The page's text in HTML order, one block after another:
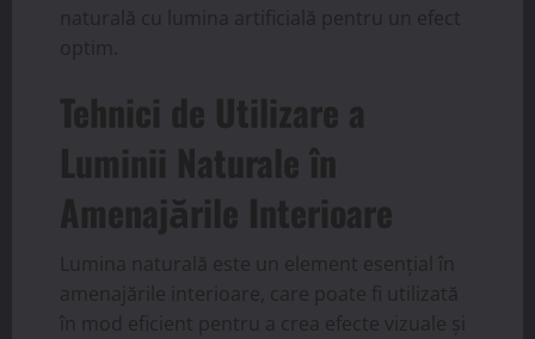
naturală cu lumina artificială pentru un efect
optim.
Tehnici de Utilizare a
Luminii Naturale în
Amenajările Interioare
Lumina naturală este un element esențial în
amenajările interioare, care poate fi utilizată
în mod eficient pentru a crea efecte vizuale și